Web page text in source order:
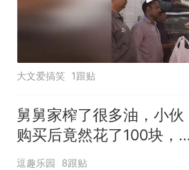
大文爱搞笑 1跟贴
舅舅家榨了很多油，小伙
购买后竟然花了100块，
瞬间亲人变仇人
逗趣乐园 8跟贴